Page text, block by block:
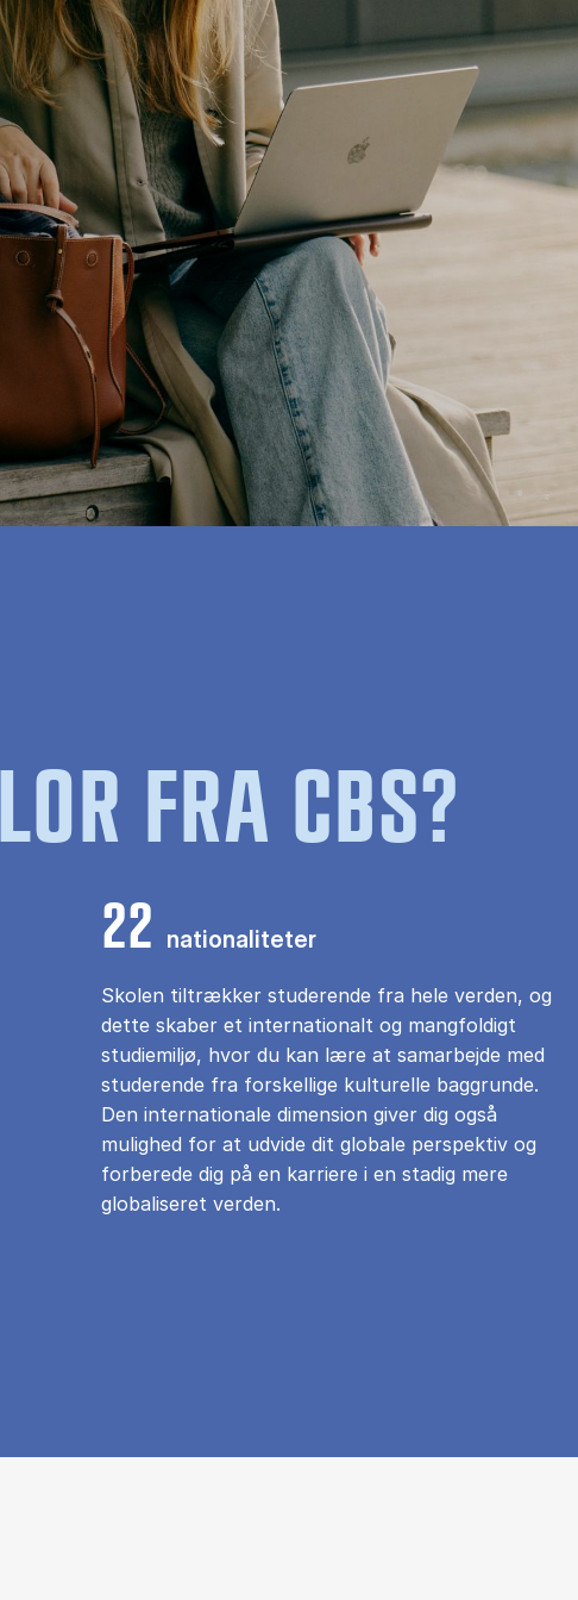
FRA CBS?
22 nationaliteter
Skolen tiltrækker studerende fra hele verden, og
dette skaber et internationalt og mangfoldigt
studiemiljø, hvor du kan lære at samarbejde med
studerende fra forskellige kulturelle baggrunde.
Den internationale dimension giver dig også
mulighed for at udvide dit globale perspektiv og
forberede dig på en karriere i en stadig mere
globaliseret verden.